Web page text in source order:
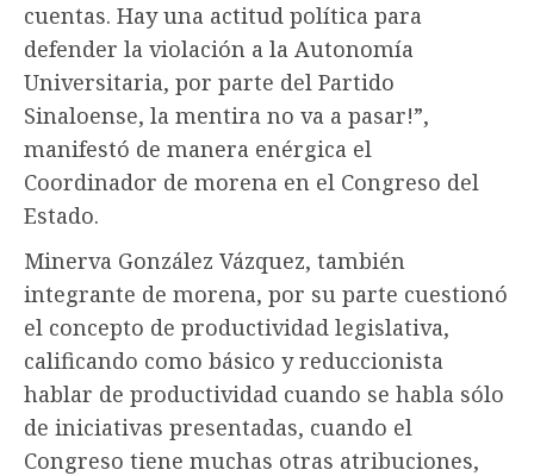
cuentas. Hay una actitud política para
defender la violación a la Autonomía
Universitaria, por parte del Partido
Sinaloense, la mentira no va a pasar!”,
manifestó de manera enérgica el
Coordinador de morena en el Congreso del
Estado.
Minerva González Vázquez, también
integrante de morena, por su parte cuestionó
el concepto de productividad legislativa,
calificando como básico y reduccionista
hablar de productividad cuando se habla sólo
de iniciativas presentadas, cuando el
Congreso tiene muchas otras atribuciones,